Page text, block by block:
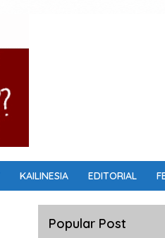
KAILINESIA EDITORIAL
Popular Post